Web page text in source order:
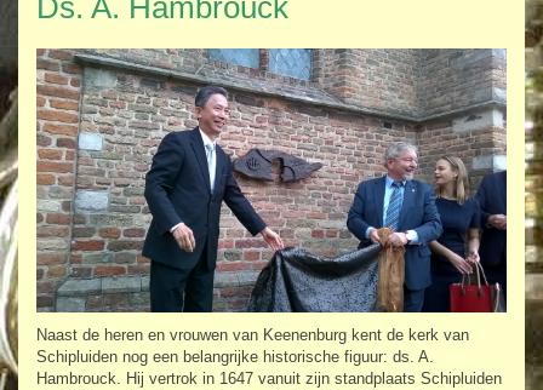
Ds. A. Hambrouck
Naast de heren en vrouwen van Keenenburg kent de kerk van
Schipluiden nog een belangrijke historische figuur: ds. A.
Hambrouck. Hij vertrok in 1647 vanuit zijn standplaats Schipluiden